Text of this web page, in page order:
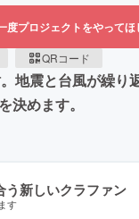
度プロジェクトをやってほ
QRコード
地震と台風が繰
決めます。
う新しいクラファン
す